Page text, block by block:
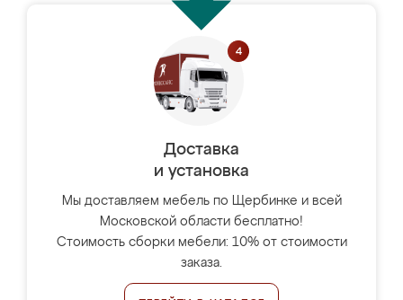
Доставка
и установка
Мы доставляем мебель по Щербинке и всей
Московской области бесплатно!
Стоимость сборки мебели: 10% от стоимости
заказа.